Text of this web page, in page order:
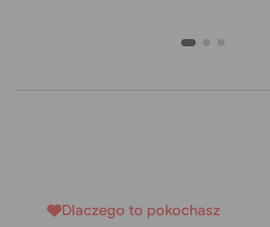
Dlaczego to pokochasz